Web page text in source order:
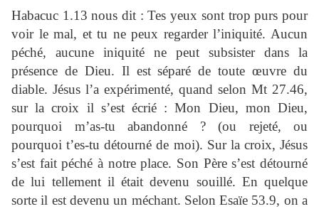
Habacuc 1.13 nous dit : Tes yeux sont trop purs pour
voir le mal, et tu ne peux regarder l’iniquité. Aucun
péché, aucune iniquité ne peut subsister dans la
présence de Dieu. Il est séparé de toute œuvre du
diable. Jésus l’a expérimenté, quand selon Mt 27.46,
sur la croix il s’est écrié : Mon Dieu, mon Dieu,
pourquoi m’as-tu abandonné ? (ou rejeté, ou
pourquoi t’es-tu détourné de moi). Sur la croix, Jésus
s’est fait péché à notre place. Son Père s’est détourné
de lui tellement il était devenu souillé. En quelque
sorte il est devenu un méchant. Selon Esaïe 53.9, on a